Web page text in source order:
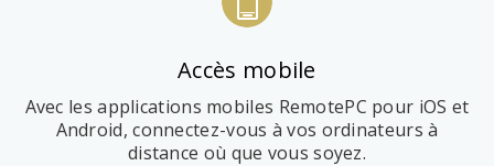
Accès mobile
Avec les applications mobiles RemotePC pour iOS et
Android, connectez-vous à vos ordinateurs à
distance où que vous soyez.